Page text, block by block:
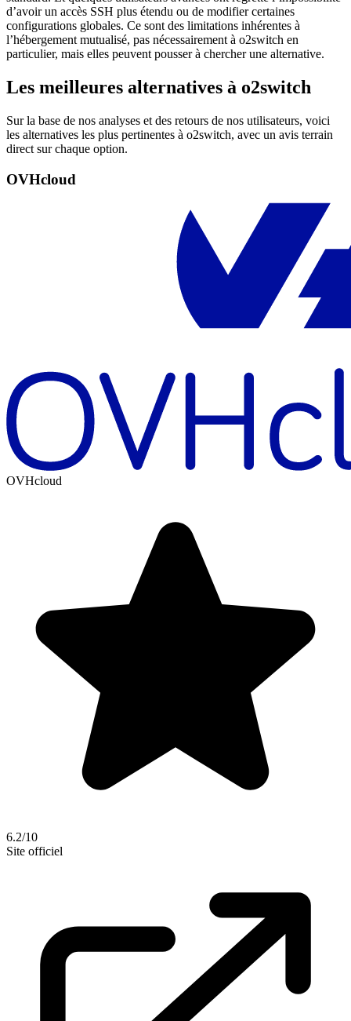
d’avoir un accès SSH plus étendu ou de modifier certaines
configurations globales. Ce sont des limitations inhérentes à
l’hébergement mutualisé, pas nécessairement à o2switch en
particulier, mais elles peuvent pousser à chercher une alternative.
Les meilleures alternatives à o2switch
Sur la base de nos analyses et des retours de nos utilisateurs, voici
les alternatives les plus pertinentes à o2switch, avec un avis terrain
direct sur chaque option.
OVHcloud
OVHcloud
6.2/10
Site officiel